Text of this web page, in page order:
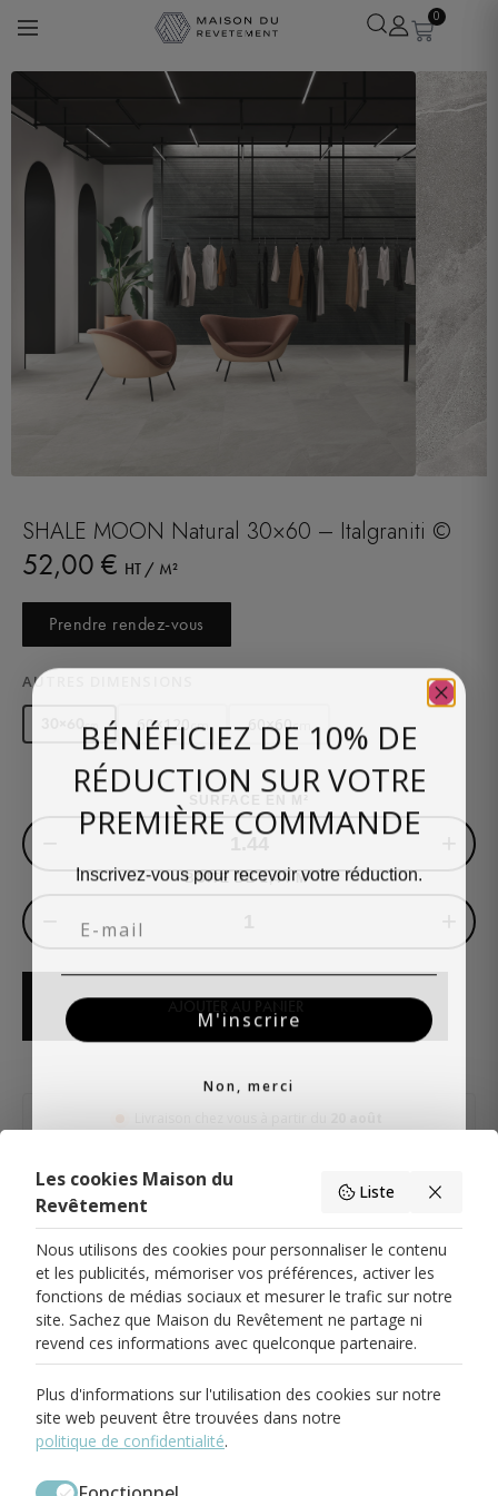
0
SHALE MOON Natural 30×60 – Italgraniti ©
52,00 € HT / M²
Prendre rendez-vous
AUTRES DIMENSIONS
30×60cm 60×120 cm 60×60cm
BOITE DE 1,44 M²
Caractéristiques du produit
PARIS 17
58 Rue Pierre Demours
01.82.83.00.71
paris17@maisondurevetement.com
Du Mardi au Samedi
De 10:00 à 12:30
Et de 14:00 à 19:00
Léa
En ligne· Experte revêtements
Les cookies Maison du
Revêtement
Liste
Nous utilisons des cookies pour personnaliser le contenu
et les publicités, mémoriser vos préférences, activer les
fonctions de médias sociaux et mesurer le trafic sur notre
site. Sachez que Maison du Revêtement ne partage ni
revend ces informations avec quelconque partenaire.
Plus d'informations sur l'utilisation des cookies sur notre
site web peuvent être trouvées dans notre
politique de confidentialité.
BÉNÉFICIEZ DE 10% DE
RÉDUCTION SUR VOTRE
PREMIÈRE COMMANDE
Inscrivez-vous pour recevoir votre réduction.
M'inscrire
Non, merci